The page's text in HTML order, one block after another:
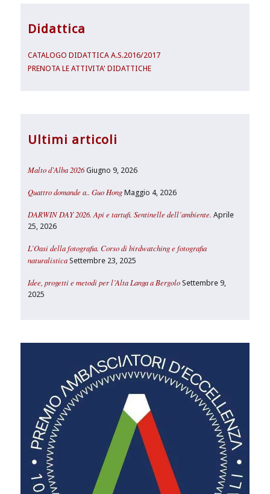
Didattica
CATALOGO DIDATTICA A.S.2016/2017
PRENOTA LE ATTIVITA' DIDATTICHE
Ultimi articoli
Malto d’Alba 2026 Giugno 9, 2026
Quattro domande a.. Guo Hong Maggio 4, 2026
DARWIN DAY 2026. Api e tartufi. Sentinelle dell’ambiente. Aprile
25, 2026
L’Oasi della fotografia. Corso di birdwatching e fotografia
naturalistica Settembre 23, 2025
Idee, progetti e metodi per l’Alta Langa a Bergolo Settembre 9,
2025